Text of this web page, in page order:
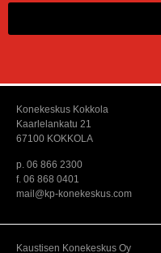
Konekeskus Kokkola
Kaarlelankatu 21
67100 KOKKOLA
p. 06 866 2300
f. 06 868 0401
mail@kp-konekeskus.com
Kaustisen Konekeskus Oy